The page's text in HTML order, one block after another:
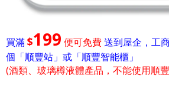
買滿$199 便可免費送到屋企，工
個「順豐站」或「順豐智能櫃」
(酒類、玻璃樽液體產品，不能使用順